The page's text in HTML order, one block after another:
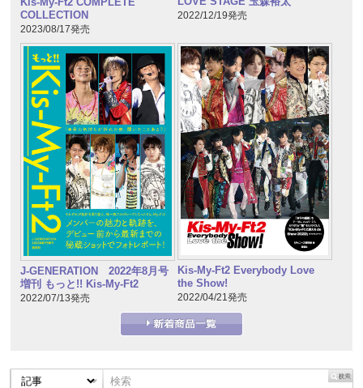
COLLECTION
2023/08/17発売
2022/12/19発売
J-GENERATION 2022年8月号
増刊 もっと!! Kis-My-Ft2
2022/07/13発売
Kis-My-Ft2 Everybody Love
the Show!
2022/04/21発売